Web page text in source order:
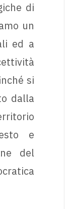
di
un
ed a
si
dalla
e
del